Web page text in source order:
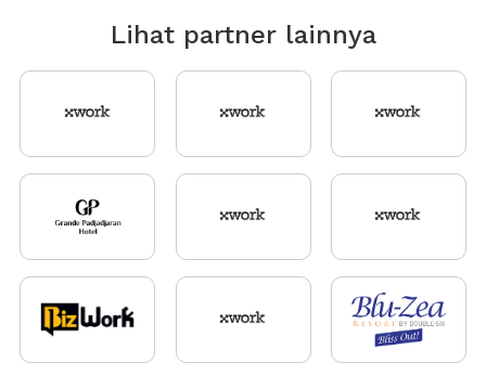
Lihat partner lainnya